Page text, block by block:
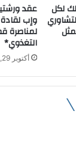
لكل عقد
وإب لقادة
لمناصرة
التغذوي*
أكتوبر 29, 2022